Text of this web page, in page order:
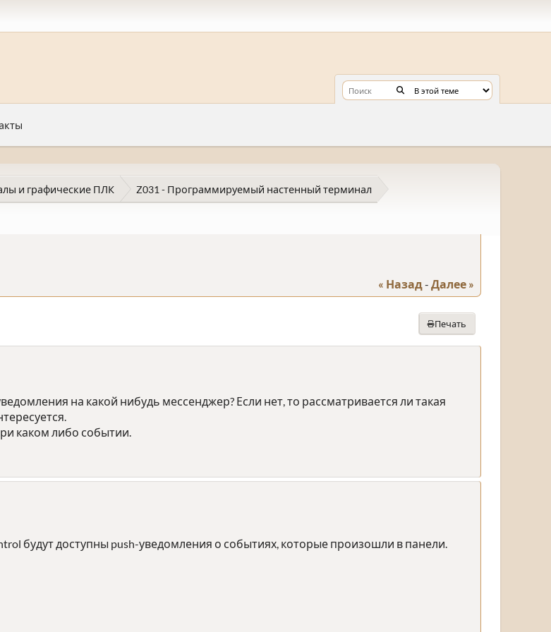
и графические ПЛК Z031 - Программируемый настенный терминал
« Назад - Далее »
Печать
на какой нибудь мессенджер? Если нет, то рассматривается ли такая
каком либо событии.
будут доступны push-уведомления о событиях, которые произошли в панели.